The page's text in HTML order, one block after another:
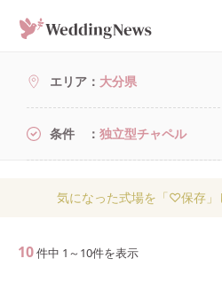
エリア 大分県
条件 独立型チャペル
気になった式場を「♡保存」
10件中 1 ～ 10件を表示